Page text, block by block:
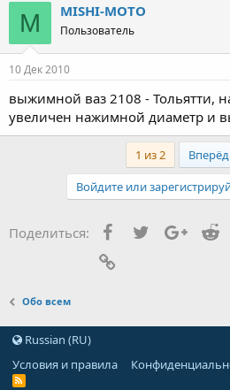
M MISHI-MOTO
Пользователь
10 Дек 2010
выжимной ваз 2108 - Тольятти,
увеличен нажимной диаметр и
1 из 2
Войдите или
Поделиться: FacebookTwitter
Обо всем
Russian (RU)
Условия и правила